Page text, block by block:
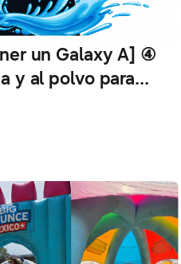
un Galaxy A] ④
y al polvo para
tranquilidad